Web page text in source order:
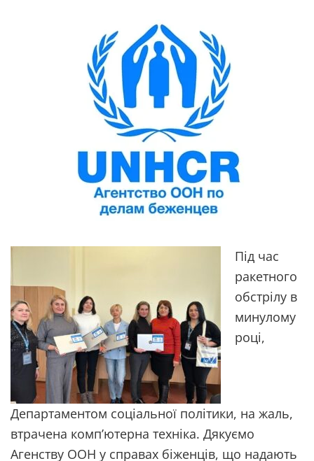
Під час
ракетного
обстрілу в
минулому
році,
Департаментом соціальної політики, на жаль,
втрачена комп’ютерна техніка. Дякуємо
Агенству ООН у справах біженців, що надають